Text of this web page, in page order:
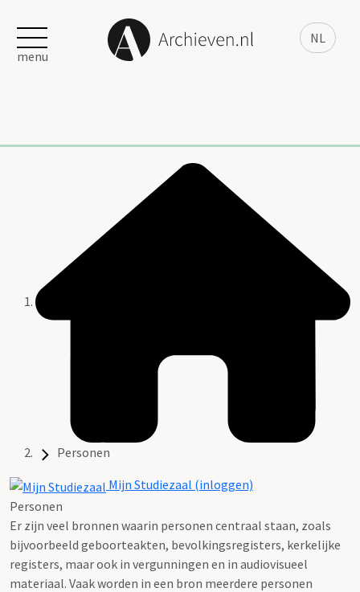
NL
menu
Personen
Mijn Studiezaal (inloggen)
Personen
Er zijn veel bronnen waarin personen centraal staan, zoals
bijvoorbeeld geboorteakten, bevolkingsregisters, kerkelijke
registers, maar ook in vergunningen en in audiovisueel
materiaal. Vaak worden in een bron meerdere personen